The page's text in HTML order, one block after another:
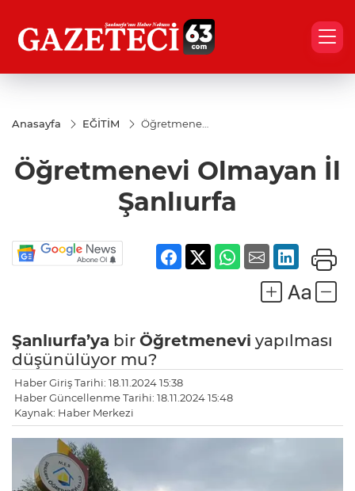
Anasayfa EĞİTİM
Öğretmenevi
Öğretmenevi Olmayan İl
Şanlıurfa
Şanlıurfa’ya bir Öğretmenevi yapılması
düşünülüyor mu?
Haber Giriş Tarihi: 18.11.2024 15:38
Haber Güncellenme Tarihi: 18.11.2024 15:48
Kaynak: Haber Merkezi